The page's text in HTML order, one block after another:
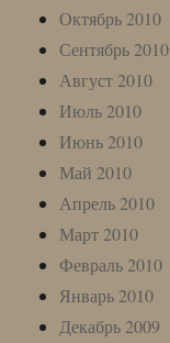
Октябрь 2010
Сентябрь 2010
Август 2010
Июль 2010
Июнь 2010
Май 2010
Апрель 2010
Март 2010
Февраль 2010
Январь 2010
Декабрь 2009